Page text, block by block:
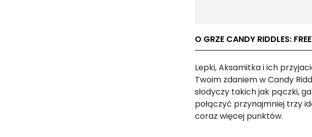
O GRZE CANDY RIDDLES:
Lepki, Aksamitka i ich
Twoim zdaniem w Candy
słodyczy takich jak pączki,
połączyć przynajmniej trzy
coraz więcej punktów.